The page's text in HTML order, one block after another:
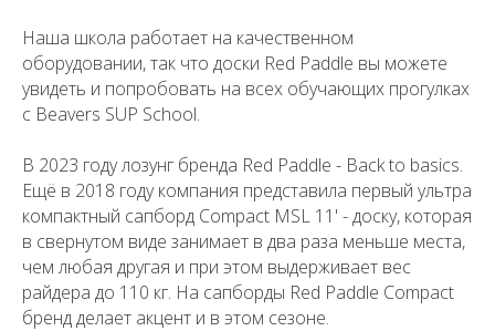
Наша школа работает на качественном
оборудовании, так что доски Red Paddle вы можете
увидеть и попробовать на всех обучающих прогулках
с Beavers SUP School.
В 2023 году лозунг бренда Red Paddle - Back to basics.
Ещё в 2018 году компания представила первый ультра
компактный сапборд Compact MSL 11' - доску, которая
в свернутом виде занимает в два раза меньше места,
чем любая другая и при этом выдерживает вес
райдера до 110 кг. На сапборды Red Paddle Compact
бренд делает акцент и в этом сезоне.